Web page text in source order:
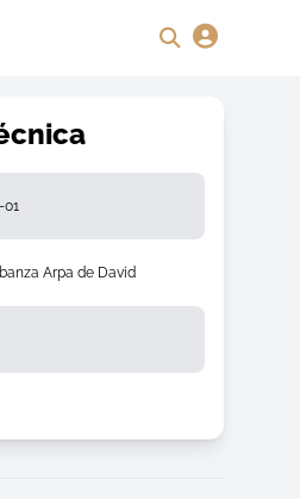
01
Arpa de David